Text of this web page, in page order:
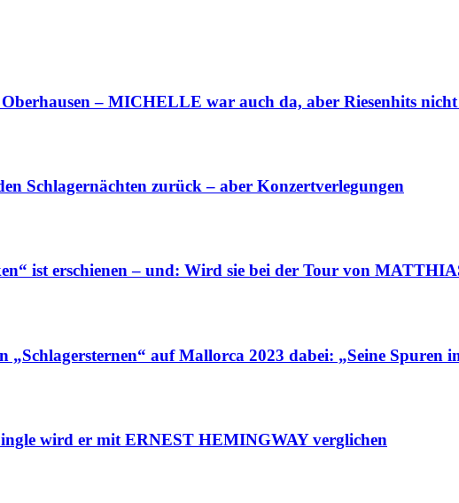
– MICHELLE war auch da, aber Riesenhits nicht
Schlagernächten zurück – aber Konzertverlegungen
ist erschienen – und: Wird sie bei der Tour von
auf Mallorca 2023 dabei: „Seine Spuren
wird er mit ERNEST HEMINGWAY verglichen